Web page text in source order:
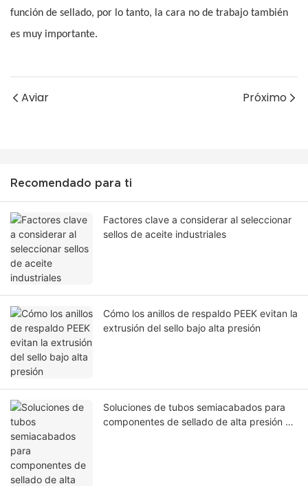
función de sellado, por lo tanto, la cara no de trabajo también
es muy importante.
Aviar Próximo
Recomendado para ti
Factores clave a considerar al seleccionar
sellos de aceite industriales
Cómo los anillos de respaldo PEEK evitan la
extrusión del sello bajo alta presión
Soluciones de tubos semiacabados para
componentes de sellado de alta presión en